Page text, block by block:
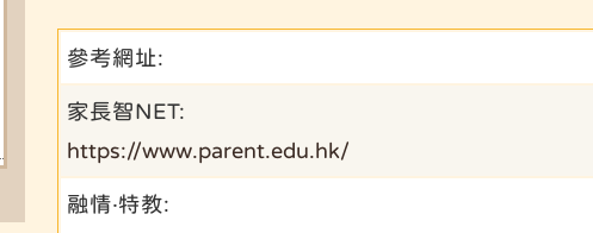
參考網址:
家長智NET:
https://www.parent.edu.hk/
融情‧特教: